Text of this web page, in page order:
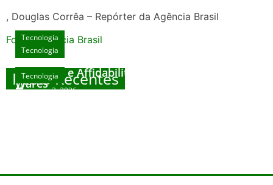
, Douglas Corrêa – Repórter da Agência Brasil
Fonte: Agencia Brasil
Posts Recentes
Tecnologia
Unlock Exclusive Rewards at The Big Dog
House
agosto 3, 2026
Tecnologia
Sicurezza e Affidabilità di Mr Nulls Wicked
Wares
Tecnologia
Tecnologia